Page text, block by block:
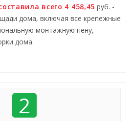
всего 4 458,45 руб. -
дома, включая все крепежные
монтажную пену,
дома.
2